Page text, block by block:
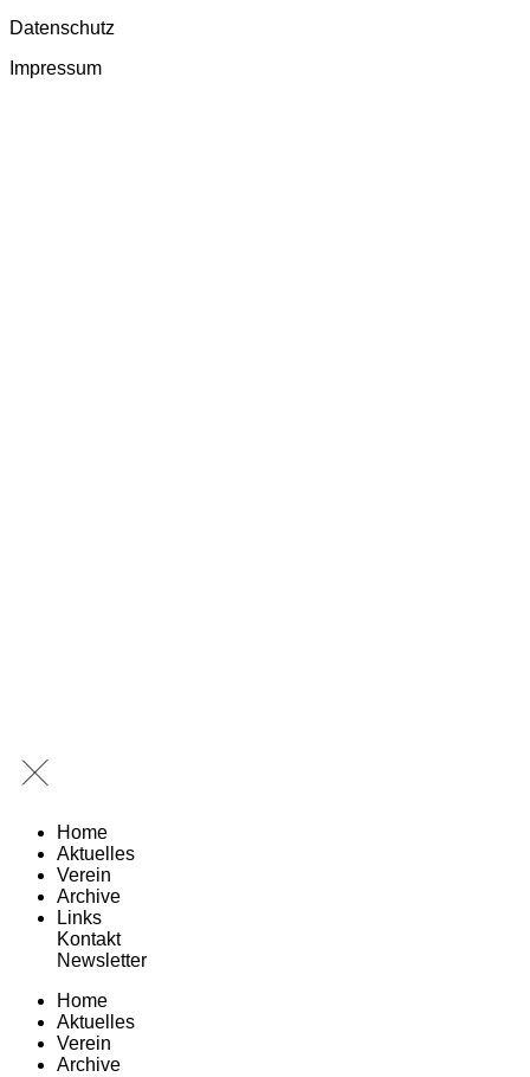
Datenschutz
Impressum
Home
Aktuelles
Verein
Archive
Links
Kontakt
Newsletter
Home
Aktuelles
Verein
Archive